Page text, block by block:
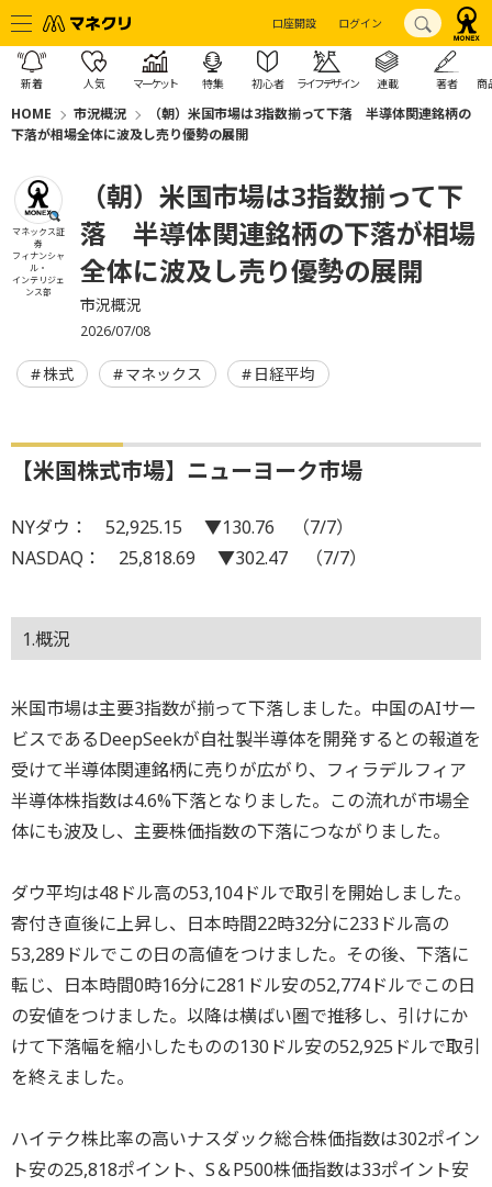
口座開設 ログイン
新着 人気 マーケット 特集 初心者 ライフデザイン 連載 著者 商
HOME 市況概況
（朝）米国市場は3指数揃って下落 半導体関連銘柄の
下落が相場全体に波及し売り優勢の展開
マネックス証
券
フィナンシャ
ル・
インテリジェ
ンス部
（朝）米国市場は3指数揃って下
落 半導体関連銘柄の下落が相場
全体に波及し売り優勢の展開
市況概況
2026/07/08
株式 マネックス 日経平均
【米国株式市場】ニューヨーク市場
NYダウ： 52,925.15 ▼130.76 （7/7）
NASDAQ： 25,818.69 ▼302.47 （7/7）
1.概況
米国市場は主要3指数が揃って下落しました。中国のAIサー
ビスであるDeepSeekが自社製半導体を開発するとの報道を
受けて半導体関連銘柄に売りが広がり、フィラデルフィア
半導体株指数は4.6%下落となりました。この流れが市場全
体にも波及し、主要株価指数の下落につながりました。
ダウ平均は48ドル高の53,104ドルで取引を開始しました。
寄付き直後に上昇し、日本時間22時32分に233ドル高の
53,289ドルでこの日の高値をつけました。その後、下落に
転じ、日本時間0時16分に281ドル安の52,774ドルでこの日
の安値をつけました。以降は横ばい圏で推移し、引けにか
けて下落幅を縮小したものの130ドル安の52,925ドルで取引
を終えました。
ハイテク株比率の高いナスダック総合株価指数は302ポイン
ト安の25,818ポイント、S＆P500株価指数は33ポイント安